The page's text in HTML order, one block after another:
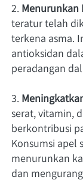
2. Menurunkan
teratur telah
terkena asma.
antioksidan
peradangan
3.
serat, vitamin,
berkontribusi
Konsumsi apel
menurunkan
dan